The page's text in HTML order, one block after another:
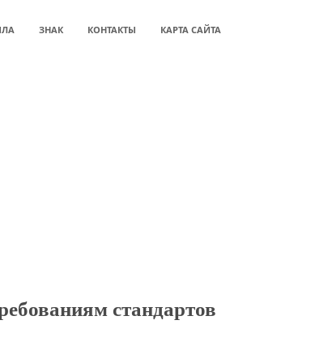
ЗНАК КОНТАКТЫ КАРТА САЙТА
наличии необходимых официальных
стандартов